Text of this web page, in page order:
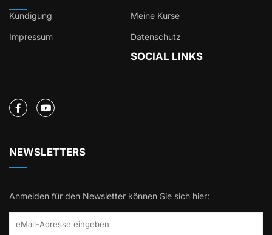
Kündigung Meine Kurse
Impressum Datenschutz
SOCIAL LINKS
NEWSLETTERS
Anmelden für den Newsletter können Sie sich hier: